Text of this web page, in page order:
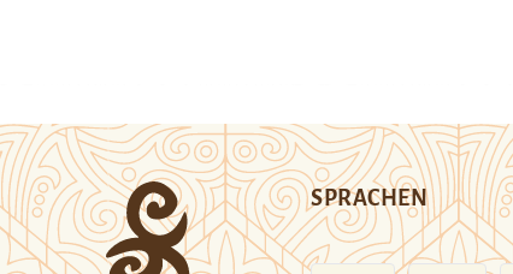
SPRACHEN